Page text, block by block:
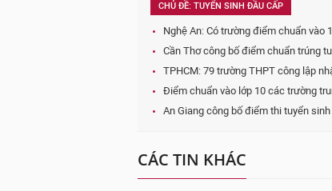
CHỦ ĐỀ: TUYỂN SINH ĐẦU CẤP
Nghệ An: Có trường điểm chuẩn
Cần Thơ công bố điểm chuẩn trúng
TPHCM: 79 trường THPT công lập
Điểm chuẩn vào lớp 10 các trường
An Giang công bố điểm thi tuyển
CÁC TIN KHÁC